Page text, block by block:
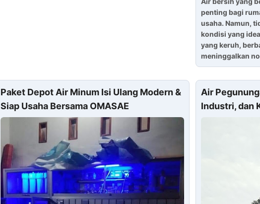
penting bagi
usaha. Namun,
kondisi yang
yang keruh,
meninggalkan
Paket Depot Air Minum Isi Ulang Modern &
Siap Usaha Bersama OMASAE
Air
Industri, dan